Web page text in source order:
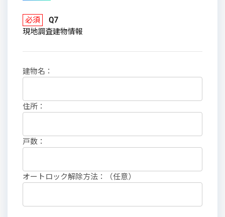
必須
Q7
現地調査建物情報
建物名：
住所：
戸数：
オートロック解除方法：（任意）